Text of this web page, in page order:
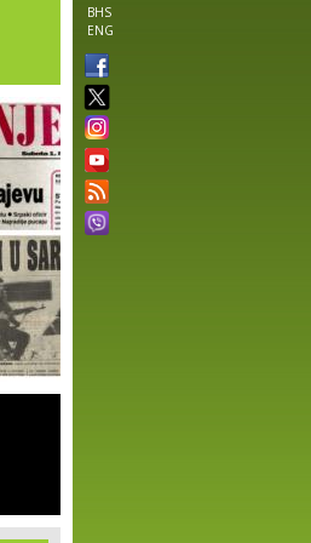
BHS
ENG